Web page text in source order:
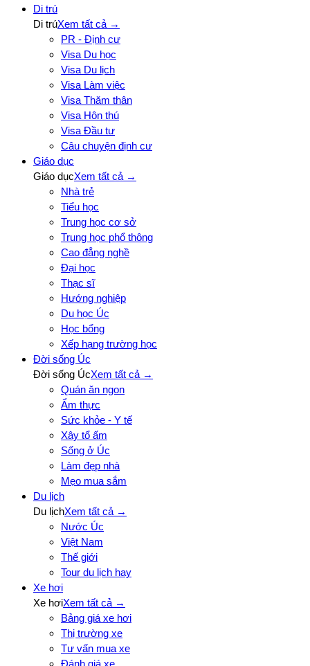
Di trú
Di trúXem tất cả →
PR - Định cư
Visa Du học
Visa Du lịch
Visa Làm việc
Visa Thăm thân
Visa Hôn thú
Visa Đầu tư
Câu chuyện định cư
Giáo dục
Giáo dụcXem tất cả →
Nhà trẻ
Tiểu học
Trung học cơ sở
Trung học phổ thông
Cao đẳng nghề
Đại học
Thạc sĩ
Hướng nghiệp
Du học Úc
Học bổng
Xếp hạng trường học
Đời sống Úc
Đời sống ÚcXem tất cả →
Quán ăn ngon
Ẩm thực
Sức khỏe - Y tế
Xây tổ ấm
Sống ở Úc
Làm đẹp nhà
Mẹo mua sắm
Du lịch
Du lịchXem tất cả →
Nước Úc
Việt Nam
Thế giới
Tour du lịch hay
Xe hơi
Xe hơiXem tất cả →
Bảng giá xe hơi
Thị trường xe
Tư vấn mua xe
Đánh giá xe